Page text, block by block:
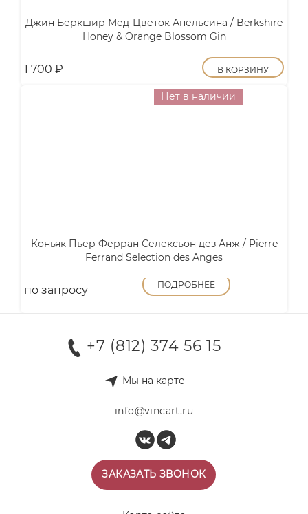
Джин Беркшир Мед-Цветок Апельсина / Berkshire
Honey & Orange Blossom Gin
1 700 ₽ В КОРЗИНУ
Нет в наличии
Коньяк Пьер Ферран Селексьон дез Анж / Pierre
Ferrand Selection des Anges
по запросу ПОДРОБНЕЕ
+7 (812) 374 56 15
Мы на карте
info@vincart.ru
ЗАКАЗАТЬ ЗВОНОК